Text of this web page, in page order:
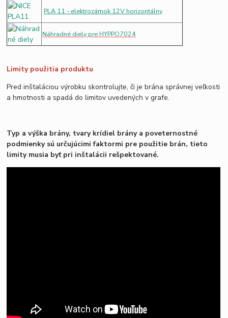
PLA 11 - elektrozámok 12V horizontálny
Náhradné diely pre HYPPO7024
Limity použitia produktu
Pred inštaláciou výrobku skontrolujte, či je brána správnej veľkosti
a hmotnosti a spadá do limitov uvedených v grafe.
Typ a výška brány, tvary krídiel brány a poveternostné
podmienky sú určujúcimi faktormi pre použitie brán, tieto
limity musia byť pri inštalácii rešpektované.